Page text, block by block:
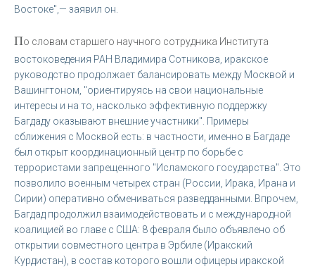
Востоке",— заявил он.
По словам старшего научного сотрудника Института
востоковедения РАН Владимира Сотникова, иракское
руководство продолжает балансировать между Москвой и
Вашингтоном, "ориентируясь на свои национальные
интересы и на то, насколько эффективную поддержку
Багдаду оказывают внешние участники". Примеры
сближения с Москвой есть: в частности, именно в Багдаде
был открыт координационный центр по борьбе с
террористами запрещенного "Исламского государства". Это
позволило военным четырех стран (России, Ирака, Ирана и
Сирии) оперативно обмениваться разведданными. Впрочем,
Багдад продолжил взаимодействовать и с международной
коалицией во главе с США: 8 февраля было объявлено об
открытии совместного центра в Эрбиле (Иракский
Курдистан), в состав которого вошли офицеры иракской